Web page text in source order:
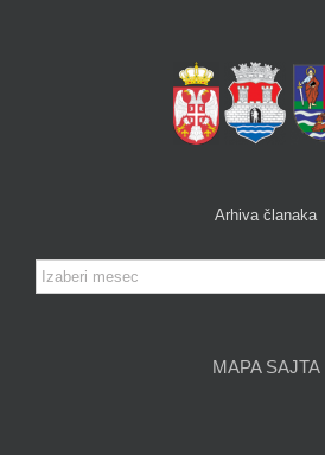
Arhiva članaka
Arhiva
članaka
MAPA SAJTA